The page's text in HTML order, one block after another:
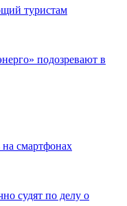
туристам
подозревают в
смартфонах
судят по делу о